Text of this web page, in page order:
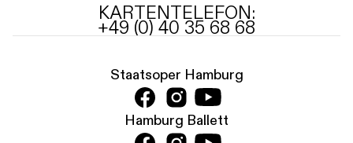
KARTENTELEFON:
+49 (0) 40 35 68 68
Staatsoper Hamburg
Hamburg Ballett